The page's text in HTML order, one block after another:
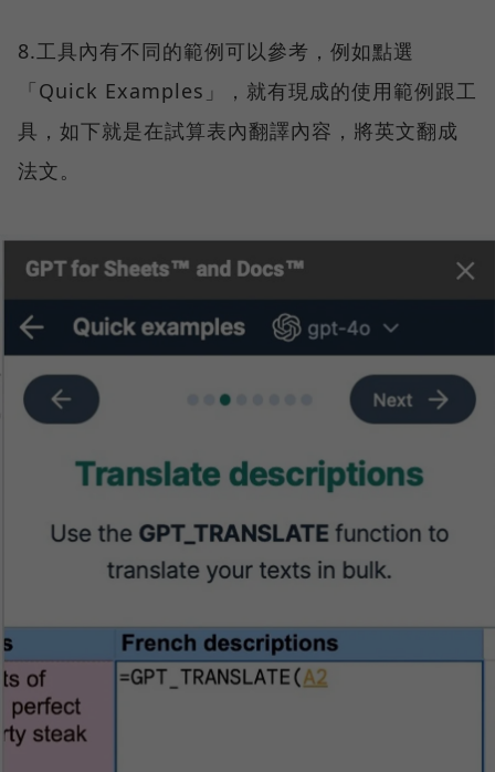
8.工具內有不同的範例可以參考，例如點選
「Quick Examples」，就有現成的使用範例跟工
具，如下就是在試算表內翻譯內容，將英文翻成
法文。